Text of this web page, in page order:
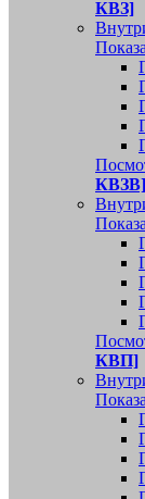
КВЗ]
КВЗВ]
КВП]